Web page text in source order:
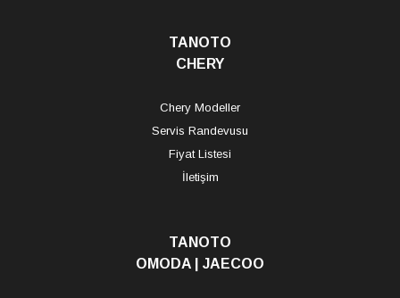
TANOTO
CHERY
Chery Modeller
Servis Randevusu
Fiyat Listesi
İletişim
TANOTO
OMODA | JAECOO